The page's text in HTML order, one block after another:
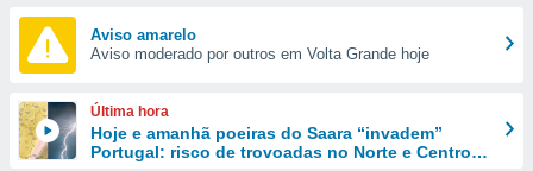
e
forma
digital
Aviso amarelo
Aviso moderado por outros em Volta Grande hoje
Última hora
Hoje e amanhã poeiras do Saara “invadem”
Portugal: risco de trovoadas no Norte e Centro